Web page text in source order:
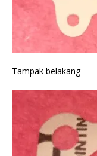
Tampak belakang